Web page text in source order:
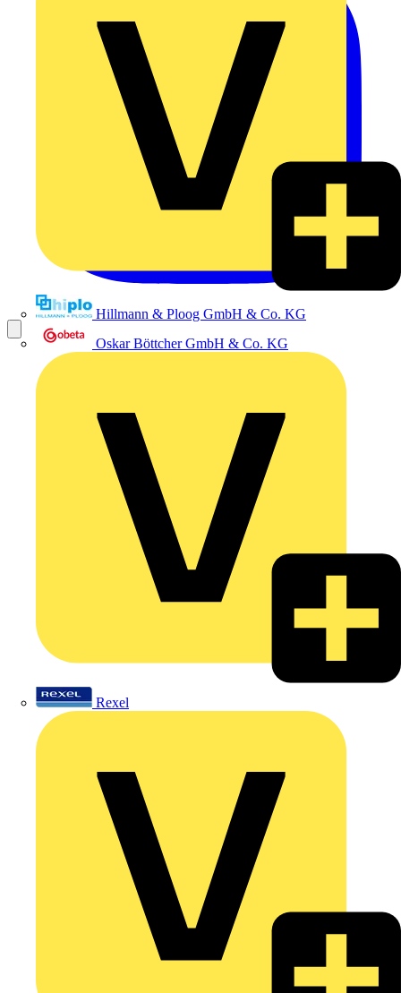
Hillmann & Ploog GmbH & Co. KG
Oskar Böttcher GmbH & Co. KG
Rexel